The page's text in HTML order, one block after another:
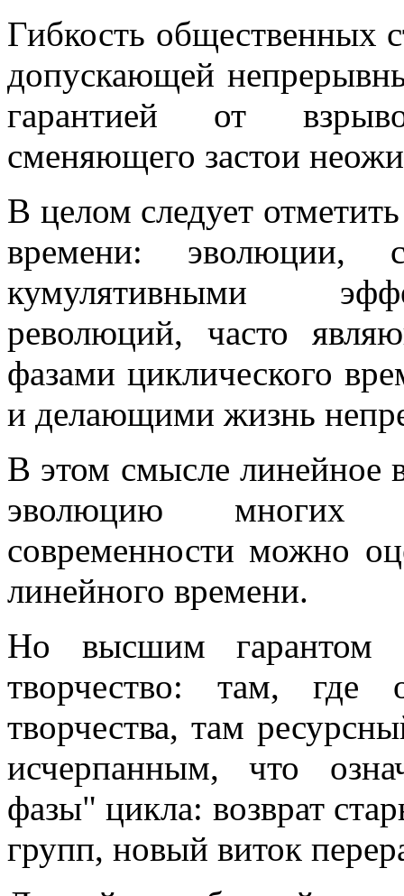
Гибкость общественных
допускающей
гарантией от
сменяющего застои
В целом следует
времени: эволюции,
кумулятивными
революций, часто
фазами циклического
и делающими жизнь
В этом смысле линейное
эволюцию многих
современности можно
линейного времени.
Но высшим гарантом
творчество: там, где
творчества, там
исчерпанным, что
фазы" цикла: возврат
групп, новый виток